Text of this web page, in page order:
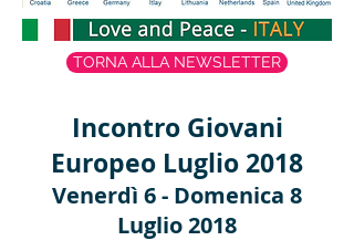
TORNA ALLA NEWSLETTER
Incontro Giovani
Europeo Luglio 2018
Venerdì 6 - Domenica 8
Luglio 2018